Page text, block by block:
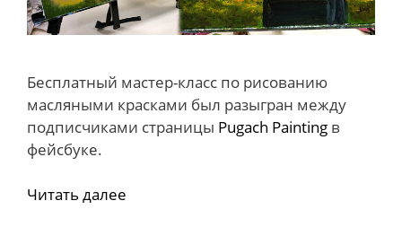
Бесплатный мастер-класс по рисованию
масляными красками был разыгран между
подписчиками страницы Pugach Painting в
фейсбуке.
Читать далее